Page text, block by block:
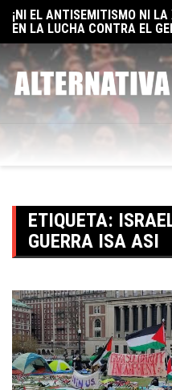
Skip
content
EN LA LUCHA CONTRA EL
ELON MUSK: UN BILLÓN Y
SOCIALISTA
ETIQUETA:
GUERRA ISA ASI